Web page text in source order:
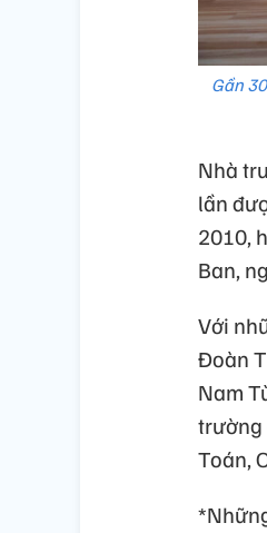
Gần
Nhà
lần
2010,
Ban,
Với
Đoàn
Nam
trường
Toán,